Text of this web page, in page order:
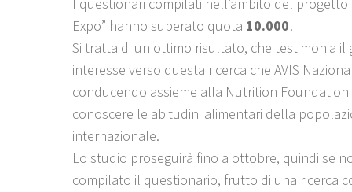
Expo” hanno superato quota 10.000!
Si tratta di un ottimo risultato, che testimonia il
interesse verso questa ricerca che AVIS
conducendo assieme alla Nutrition
conoscere le abitudini alimentari della
internazionale.
Lo studio proseguirà fino a ottobre, quindi se
compilato il questionario, frutto di una ricerca